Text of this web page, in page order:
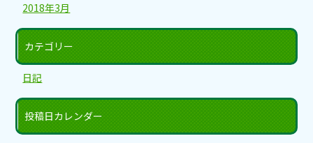
2018年3月
カテゴリー
日記
投稿日カレンダー